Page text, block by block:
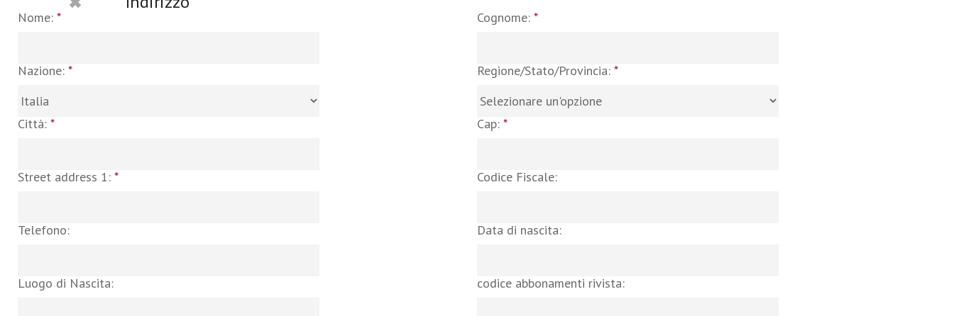
Nome: * Cognome: *
Nazione: * Regione/Stato/Provincia: *
Città: * Cap: *
Street address 1: * Codice Fiscale:
Telefono: Data di nascita:
Luogo di Nascita: codice abbonamenti rivista: